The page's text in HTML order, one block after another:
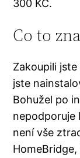
300 KČ.
Co to
Zakoupili
jste
Bohužel po
nepodporuje
není vše